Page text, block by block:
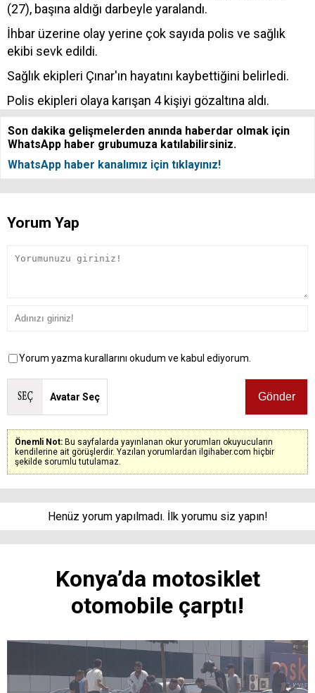
(27), başına aldığı darbeyle yaralandı.
İhbar üzerine olay yerine çok sayıda polis ve sağlık
ekibi sevk edildi.
Sağlık ekipleri Çınar'ın hayatını kaybettiğini belirledi.
Polis ekipleri olaya karışan 4 kişiyi gözaltına aldı.
Son dakika gelişmelerden anında haberdar olmak için
WhatsApp haber grubumuza katılabilirsiniz.
WhatsApp haber kanalımız için tıklayınız!
Yorum Yap
Yorum yazma kurallarını okudum ve kabul ediyorum.
Avatar Seç
Önemli Not: Bu sayfalarda yayınlanan okur yorumları okuyucuların
kendilerine ait görüşlerdir. Yazılan yorumlardan ilgihaber.com hiçbir
şekilde sorumlu tutulamaz.
Henüz yorum yapılmadı. İlk yorumu siz yapın!
Konya’da motosiklet
otomobile çarptı!